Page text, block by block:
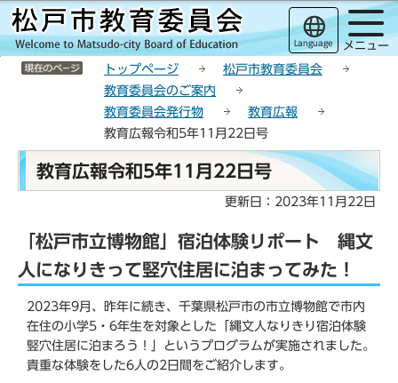
こ
の
サ
イ
このページの本文へ移動
Language メニュー
サイトメニューここまで
トップページ
松戸市教育委員会
教育委員会のご案内
教育委員会発行物
教育広報
教育広報令和5年11月22日号
本
教育広報令和5年11月22日号
更新日：2023年11月22日
「松戸市立博物館」宿泊体験リポート 縄文
人になりきって竪穴住居に泊まってみた！
2023年9月、昨年に続き、千葉県松戸市の市立博物館で市内
在住の小学5・6年生を対象とした「縄文人なりきり宿泊体験
竪穴住居に泊まろう！」というプログラムが実施されました。
貴重な体験をした6人の2日間をご紹介します。